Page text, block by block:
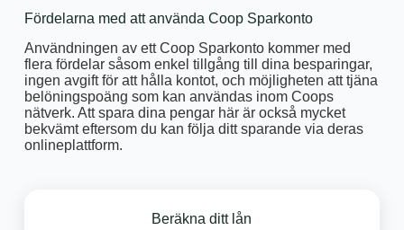
Fördelarna med att använda Coop Sparkonto
Användningen av ett Coop Sparkonto kommer med
flera fördelar såsom enkel tillgång till dina besparingar,
ingen avgift för att hålla kontot, och möjligheten att tjäna
belöningspoäng som kan användas inom Coops
nätverk. Att spara dina pengar här är också mycket
bekvämt eftersom du kan följa ditt sparande via deras
onlineplattform.
Beräkna ditt lån